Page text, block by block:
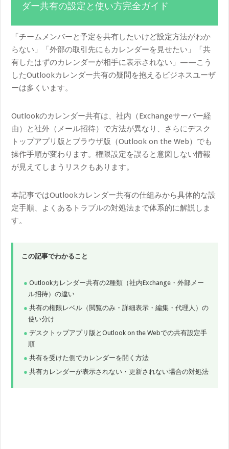
ダー共有の設定と使い方完全ガイド
「チームメンバーと予定を共有したいけど設定方法がわか
らない」「外部の取引先にもカレンダーを見せたい」「共
有したはずのカレンダーが相手に表示されない」——こう
したOutlookカレンダー共有の疑問を抱えるビジネスユーザ
ーは多くいます。
Outlookのカレンダー共有は、社内（Exchangeサーバー経
由）と社外（メール招待）で方法が異なり、さらにデスク
トップアプリ版とブラウザ版（Outlook on the Web）でも
操作手順が変わります。権限設定を誤ると意図しない情報
が見えてしまうリスクもあります。
本記事ではOutlookカレンダー共有の仕組みから具体的な設
定手順、よくあるトラブルの対処法まで体系的に解説しま
す。
この記事でわかること
Outlookカレンダー共有の2種類（社内Exchange・外部メー
ル招待）の違い
共有の権限レベル（閲覧のみ・詳細表示・編集・代理人）の
使い分け
デスクトップアプリ版とOutlook on the Webでの共有設定手
順
共有を受けた側でカレンダーを開く方法
共有カレンダーが表示されない・更新されない場合の対処法